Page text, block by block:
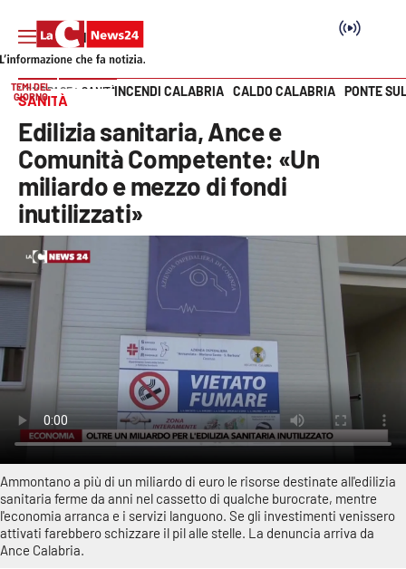
Cronaca
Politica
Attualità
Economia e lavoro
Italia Mondo
Sanità
Sport
Cultura
Podcast
Vai
TEMI DEL
GIORNO
INCENDI CALABRIA CALDO CALABRIA PONTE
HOME PAGE SANITÀ
SANITÀ
Edilizia sanitaria, Ance e
Comunità Competente: «Un
miliardo e mezzo di fondi
inutilizzati»
Ammontano a più di un miliardo di euro le risorse destinate all'edilizia
sanitaria ferme da anni nel cassetto di qualche burocrate, mentre
l'economia arranca e i servizi languono. Se gli investimenti venissero
attivati farebbero schizzare il pil alle stelle. La denuncia arriva da
Ance Calabria.